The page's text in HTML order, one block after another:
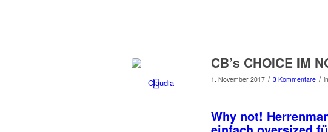
CB’s CHOICE IM
1. November 2017 / 3 Kommentare / in
Why not!